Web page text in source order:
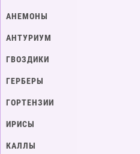
АНЕМОНЫ
АНТУРИУМ
ГВОЗДИКИ
ГЕРБЕРЫ
ГОРТЕНЗИИ
ИРИСЫ
КАЛЛЫ